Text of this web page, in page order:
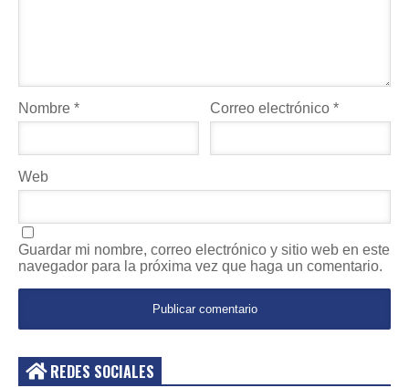
Nombre * Correo electrónico*
Web
Guardar mi nombre, correo electrónico y sitio web en este
navegador para la próxima vez que haga un comentario.
REDES SOCIALES